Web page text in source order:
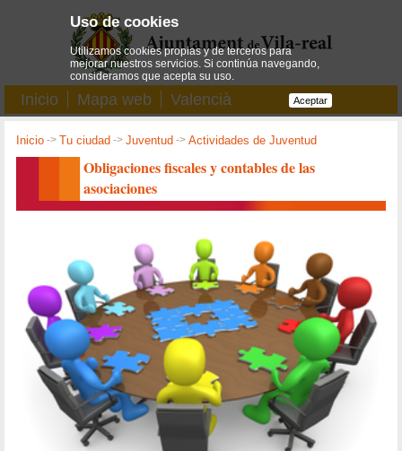
Inicio Mapa web Valencià
Inicio ->Tu ciudad ->Juventud ->Actividades de Juventud
Obligaciones fiscales y contables de las
asociaciones
Uso de cookies
Utilizamos cookies propias y de terceros para
mejorar nuestros servicios. Si continúa navegando,
consideramos que acepta su uso.
Aceptar